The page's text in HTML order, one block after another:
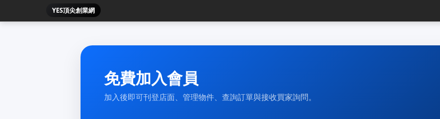
YES頂尖創業網
免費加入會員
加入後即可刊登店面、管理物件、查詢訂單與接收買家詢問。